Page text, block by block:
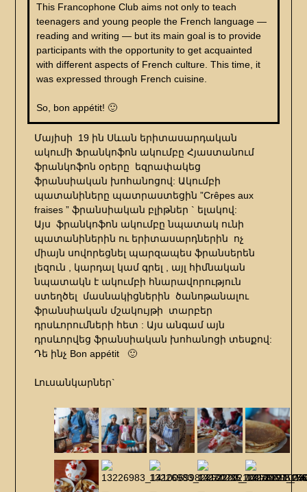
This Francophone Club aims not only to teach
teenagers and young people the French language —
reading and writing — but its main goal is to provide
participants with the opportunity to get acquainted
with different aspects of French culture. This time, it
was expressed through French cuisine.
So, bon appétit! 🙂
Մայիսի 19 ին Սևան երիտասարդական
ակումի Ֆրանկոֆոն ակումբը Հյաստանում
ֆրանկոֆոն օրերը եզրափակեց
ֆրանսիական խոհանոցով: Ակումբի
պատանիները պատրաստեցին ”Crêpes aux
fraises ” ֆրանսիական բլիթներ ` ելակով:
Այս ֆրանկոֆոն ակումբը նպատակ ունի
պատանիներին ու երիտասարդներին ոչ
միայն սովորեցնել պարզապես ֆրանսերեն
լեզուն , կարդալ կամ գրել , այլ հիմնական
նպատակն է ակումբի հնարավորություն
ստեղծել մասնակիցներին ծանոթանալու
ֆրանսիական մշակույթի տարբեր
դրսևորումների հետ : Այս անգամ այն
դրսևորվեց ֆրանսիական խոհանոցի տեսքով:
Դե ինչ Bon appétit 🙂
Լուսանկարներ`